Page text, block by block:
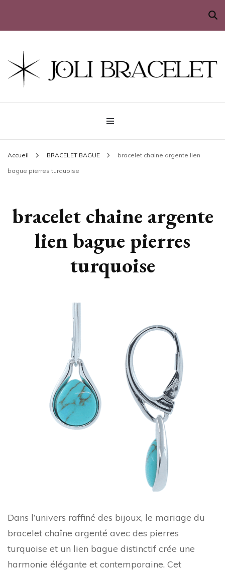
Joli Bracelet
Sublimez votre poignet
Accueil BRACELET BAGUE bracelet chaine argente lien
bague pierres turquoise
bracelet chaine argente
lien bague pierres
turquoise
Dans l’univers raffiné des bijoux, le mariage du
bracelet chaîne argenté avec des pierres
turquoise et un lien bague distinctif crée une
harmonie élégante et contemporaine. Cet